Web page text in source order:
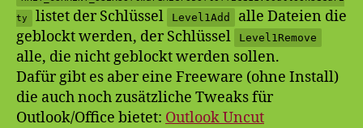
ty
listet der Schlüssel Level1Add
alle Dateien die
geblockt werden, der Schlüssel
Level1Remove
alle, die nicht geblockt werden sollen.
Dafür gibt es aber eine Freeware (ohne Install)
die auch noch zusätzliche Tweaks für
Outlook/Office bietet: Outlook Uncut